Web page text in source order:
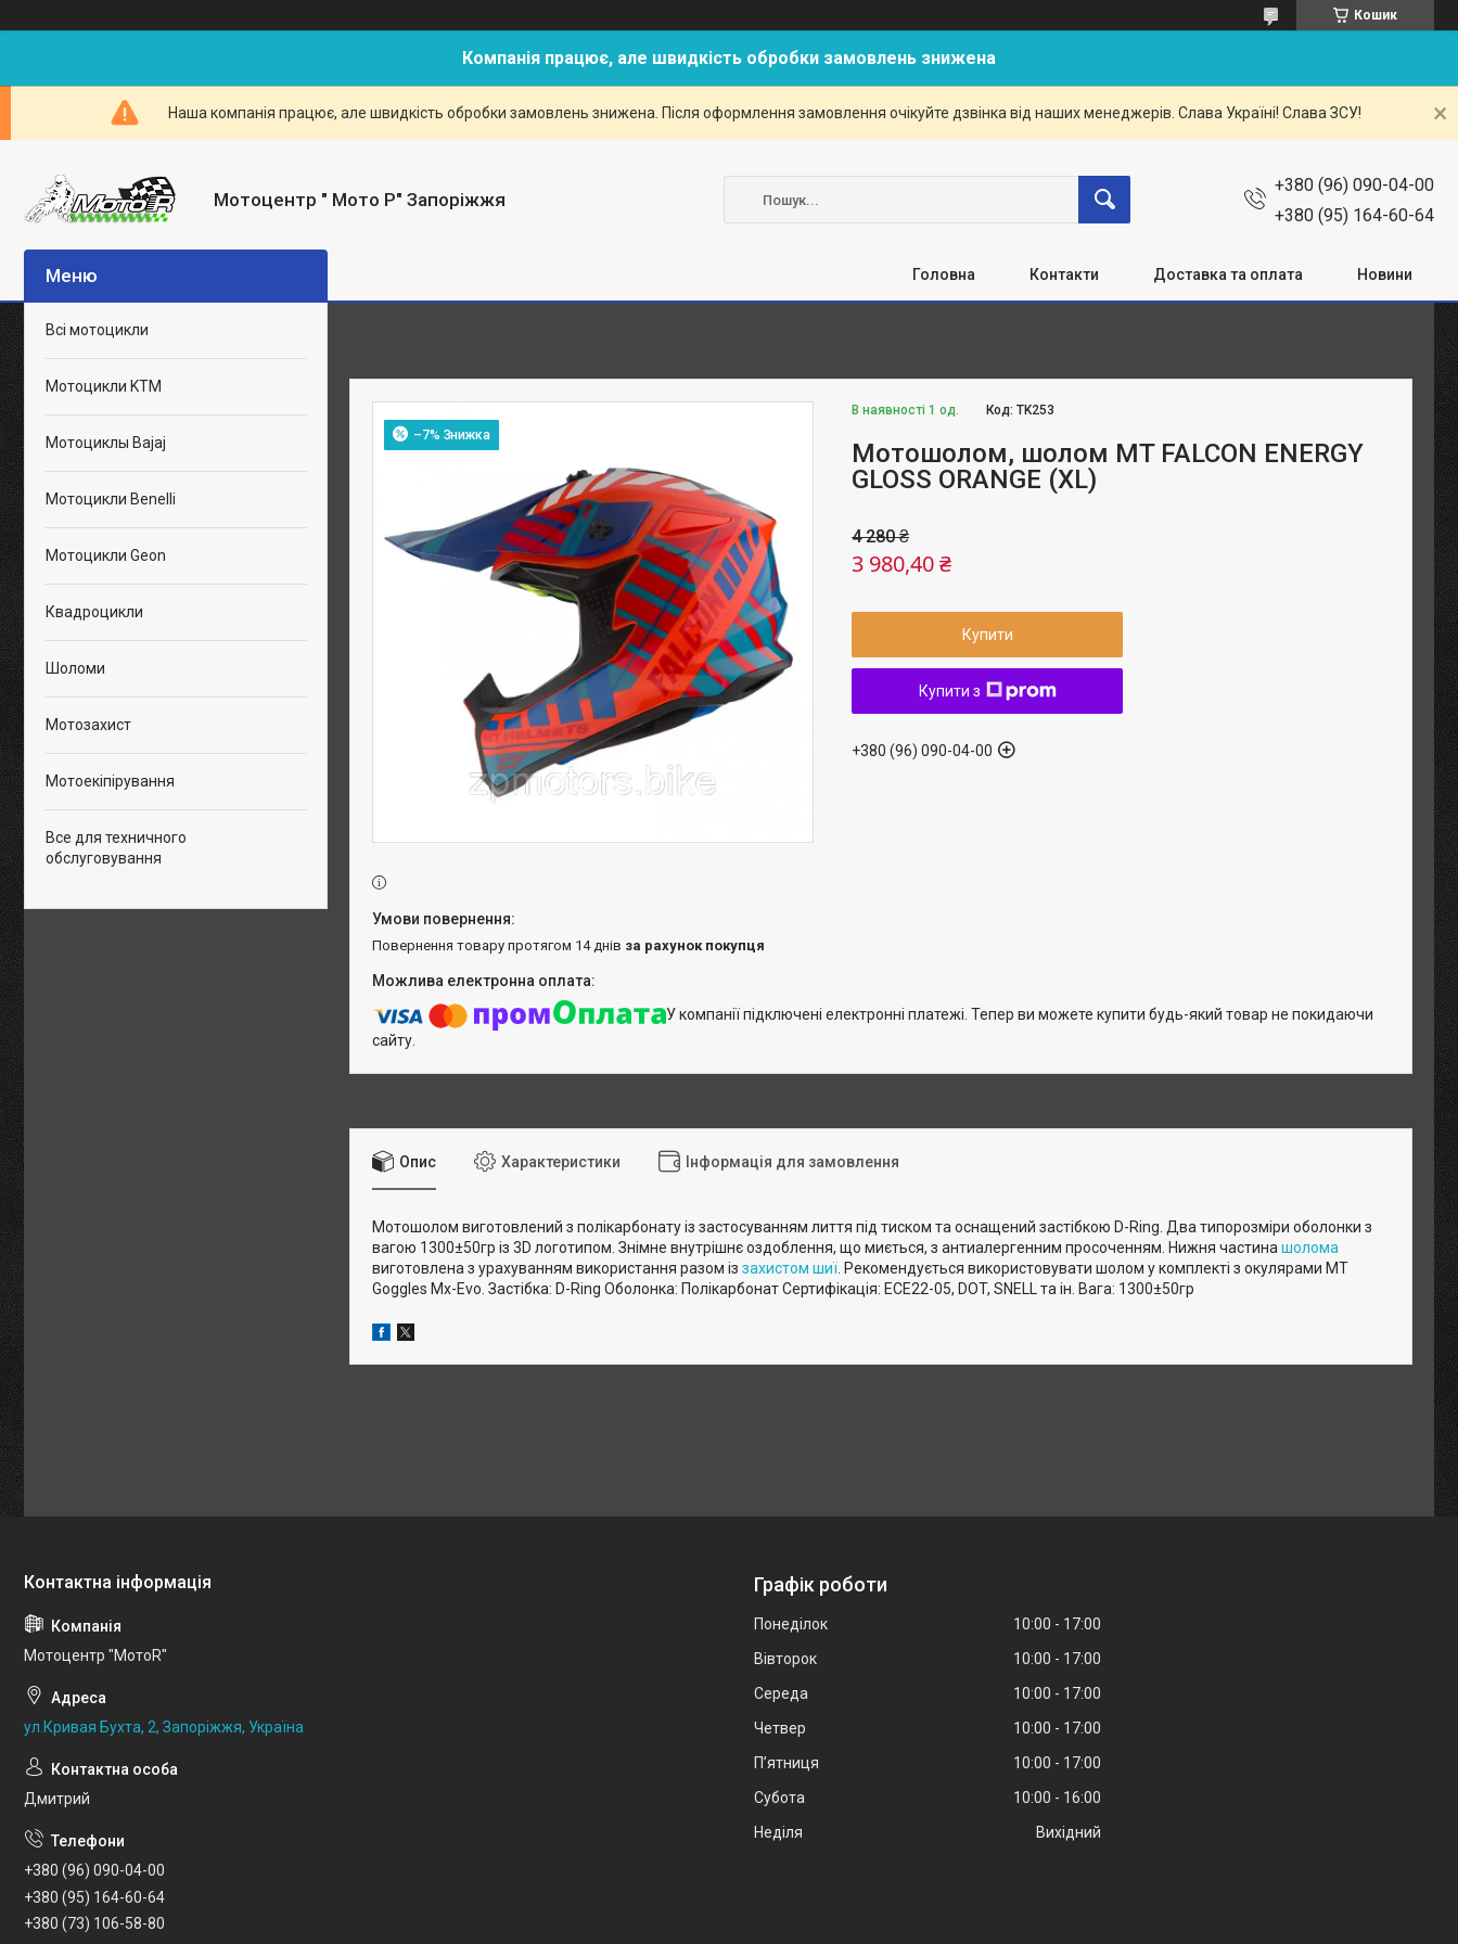
Кошик
Компанія працює, але швидкість обробки замовлень знижена
Наша компанія працює, але швидкість обробки замовлень знижена. Після оформлення замовлення очікуйте дзвінка від наших менеджерів. Слава Україні! Слава ЗСУ!
Мотоцентр " Мото Р" Запоріжжя
+380 (96) 090-04-00
+380 (95) 164-60-64
Головна Контакти Доставка та оплата Новини
–7%
В наявності 1 од. Код:TK253
Мотошолом, шолом MT FALCON ENERGY
GLOSS ORANGE (XL)
4 280 ₴
3 980,40 ₴
Купити
Купити з
+380 (96) 090-04-00
повернення товару протягом 14 днів за рахунок покупця
У компанії підключені електронні платежі. Тепер ви можете купити будь-який товар не покидаючи
сайту.
Опис Характеристики Інформація для замовлення
Мотошолом виготовлений з полікарбонату із застосуванням лиття під тиском та оснащений застібкою D-Ring. Два типорозміри оболонки з
вагою 1300±50гр із 3D логотипом. Знімне внутрішнє оздоблення, що миється, з антиалергенним просоченням. Нижня частина шолома
виготовлена з урахуванням використання разом із захистом шиї . Рекомендується використовувати шолом у комплекті з окулярами MT
Goggles Mx-Evo. Застібка: D-Ring Оболонка: Полікарбонат Сертифікація: ЕСЕ22-05, DOT, SNELL та ін. Вага: 1300±50гр
Всі мотоцикли
Мотоцикли KTM
Мотоциклы Bajaj
Мотоцикли Benelli
Мотоцикли Geon
Квадроцикли
Шоломи
Мотозахист
Мотоекіпірування
Все для техничного
обслуговування
Мотоцентр "МотоR"
ул.Кривая Бухта, 2, Запоріжжя, Україна
Дмитрий
+380 (96) 090-04-00
+380 (95) 164-60-64
+380 (73) 106-58-80
Графік роботи
Понеділок 10:00
17:00
Вівторок
10:00
17:00
Середа
10:00
17:00
Четвер
10:00
17:00
Пʼятниця
10:00
17:00
Субота
10:00
16:00
Неділя
Вихідний